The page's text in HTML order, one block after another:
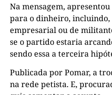
Na mensagem,
para o dinheiro, incluindo,
empresarial ou de
se o partido estaria
sendo essa a terceira
Publicada por Pomar, a
na rede petista. E,